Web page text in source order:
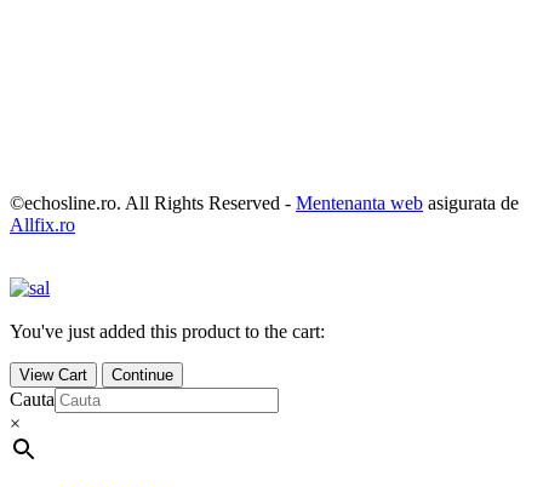
©echosline.ro. All Rights Reserved - Mentenanta web asigurata de
Allfix.ro
You've just added this product to the cart:
View Cart Continue
Cauta
×